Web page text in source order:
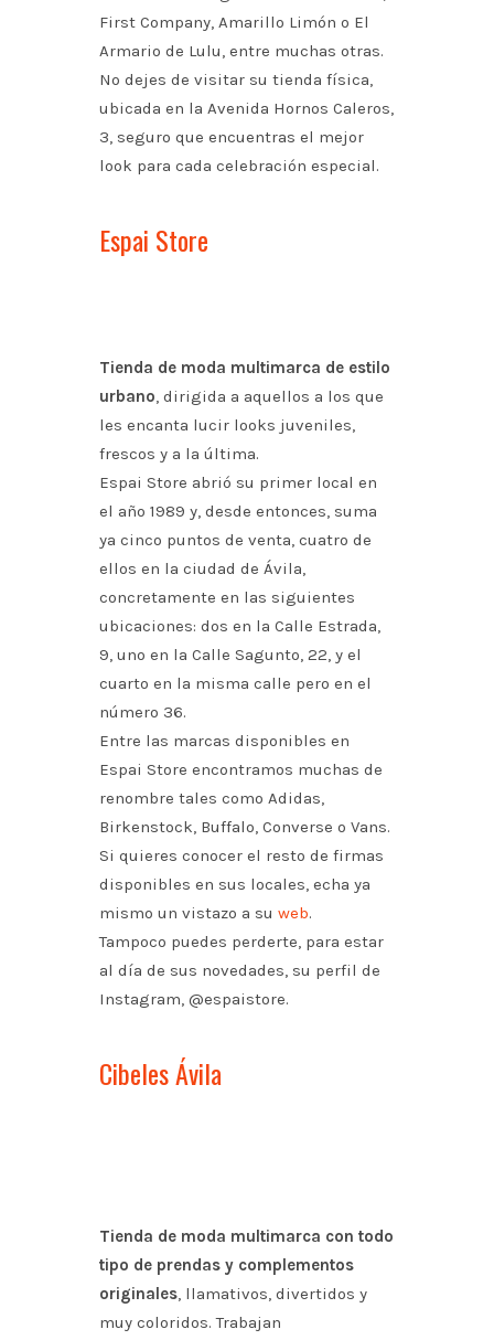
First Company, Amarillo Limón o El
Armario de Lulu, entre muchas otras.
No dejes de visitar su tienda física,
ubicada en la Avenida Hornos Caleros,
3, seguro que encuentras el mejor
look para cada celebración especial.
Espai Store
Tienda de moda multimarca de estilo
urbano, dirigida a aquellos a los que
les encanta lucir looks juveniles,
frescos y a la última.
Espai Store abrió su primer local en
el año 1989 y, desde entonces, suma
ya cinco puntos de venta, cuatro de
ellos en la ciudad de Ávila,
concretamente en las siguientes
ubicaciones: dos en la Calle Estrada,
9, uno en la Calle Sagunto, 22, y el
cuarto en la misma calle pero en el
número 36.
Entre las marcas disponibles en
Espai Store encontramos muchas de
renombre tales como Adidas,
Birkenstock, Buffalo, Converse o Vans.
Si quieres conocer el resto de firmas
disponibles en sus locales, echa ya
mismo un vistazo a su web.
Tampoco puedes perderte, para estar
al día de sus novedades, su perfil de
Instagram, @espaistore.
Cibeles Ávila
Tienda de moda multimarca con todo
tipo de prendas y complementos
originales, llamativos, divertidos y
muy coloridos. Trabajan